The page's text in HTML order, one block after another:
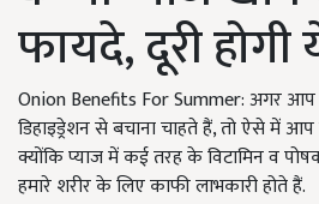
फायदे, दूरी होगी
Onion Benefits For Summer: अगर
डिहाइड्रेशन से बचाना चाहते हैं, तो ऐसे में
क्योंकि प्याज में कई तरह के विटामिन व
हमारे शरीर के लिए काफी लाभकारी होते हैं.